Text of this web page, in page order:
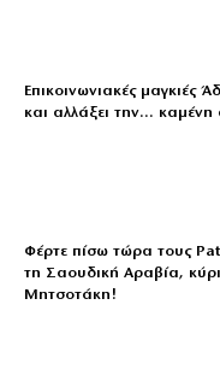
Επικοινωνιακές μαγκιές
και αλλάξει την… καμένη
Φέρτε πίσω τώρα τους
τη Σαουδική Αραβία,
Μητσοτάκη!